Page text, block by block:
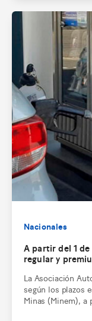
Nacionales
A partir del 1
regular y
La Asociación
según los plazos
Minas (Minem), a